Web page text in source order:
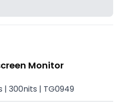
Monitor
| 300nits | TG0949